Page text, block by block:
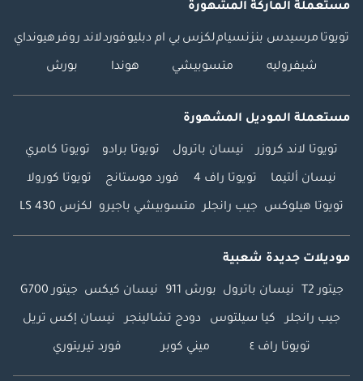
مستعملة الماركة المشهورة
تويوتا مرسيدس بنزنسياملكزس بي ام دبليوفوردلاند روفرهيونداي
شيفروليه متسوبيشي هوندا بورش
مستعملة الموديل المشهورة
تويوتا لاند كروزر نيسان باترول تويوتا برادو تويوتا كامري
نيسان ألتيما تويوتا راف 4 فورد موستانج تويوتا كورولا
تويوتا هيلوكس جيب رانجلر متسوبيشي باجيرو لكزس LS 430
موديلات جديدة شعبية
جيتور T2 نيسان باترول بورش 911 نيسان كيكس جيتور G700
جيب رانجلر كيا سيلتوس دودج تشالينجر نيسان إكس تريل
تويوتا راف ٤ ميني كوبر فورد تيريتوري